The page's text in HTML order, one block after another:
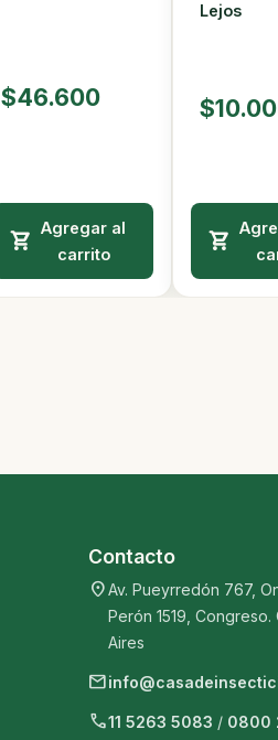
$46.600
Agregar al
carrito
Lejos
Contacto
location_onAv. Pueyrredón 767,
Perón 1519,
Aires
mail
phone11 5263 5083 / 0800